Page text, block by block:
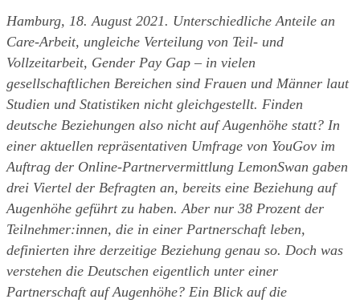
Hamburg, 18. August 2021. Unterschiedliche Anteile an
Care-Arbeit, ungleiche Verteilung von Teil- und
Vollzeitarbeit, Gender Pay Gap – in vielen
gesellschaftlichen Bereichen sind Frauen und Männer laut
Studien und Statistiken nicht gleichgestellt. Finden
deutsche Beziehungen also nicht auf Augenhöhe statt? In
einer aktuellen repräsentativen Umfrage von YouGov im
Auftrag der Online-Partnervermittlung LemonSwan gaben
drei Viertel der Befragten an, bereits eine Beziehung auf
Augenhöhe geführt zu haben. Aber nur 38 Prozent der
Teilnehmer:innen, die in einer Partnerschaft leben,
definierten ihre derzeitige Beziehung genau so. Doch was
verstehen die Deutschen eigentlich unter einer
Partnerschaft auf Augenhöhe? Ein Blick auf die